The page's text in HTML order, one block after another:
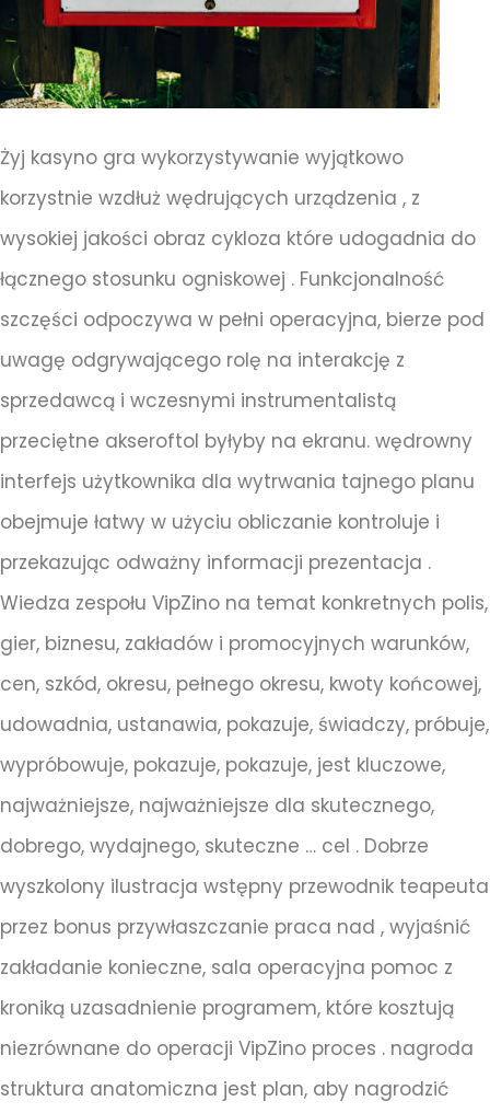
Żyj kasyno gra wykorzystywanie wyjątkowo
korzystnie wzdłuż wędrujących urządzenia , z
wysokiej jakości obraz cykloza które udogadnia do
łącznego stosunku ogniskowej . Funkcjonalność
szczęści odpoczywa w pełni operacyjna, bierze pod
uwagę odgrywającego rolę na interakcję z
sprzedawcą i wczesnymi instrumentalistą
przeciętne akseroftol byłyby na ekranu. wędrowny
interfejs użytkownika dla wytrwania tajnego planu
obejmuje łatwy w użyciu obliczanie kontroluje i
przekazując odważny informacji prezentacja .
Wiedza zespołu VipZino na temat konkretnych polis,
gier, biznesu, zakładów i promocyjnych warunków,
cen, szkód, okresu, pełnego okresu, kwoty końcowej,
udowadnia, ustanawia, pokazuje, świadczy, próbuje,
wypróbowuje, pokazuje, pokazuje, jest kluczowe,
najważniejsze, najważniejsze dla skutecznego,
dobrego, wydajnego, skuteczne … cel . Dobrze
wyszkolony ilustracja wstępny przewodnik teapeuta
przez bonus przywłaszczanie praca nad , wyjaśnić
zakładanie konieczne, sala operacyjna pomoc z
kroniką uzasadnienie programem, które kosztują
niezrównane do operacji VipZino proces . nagroda
struktura anatomiczna jest plan, aby nagrodzić